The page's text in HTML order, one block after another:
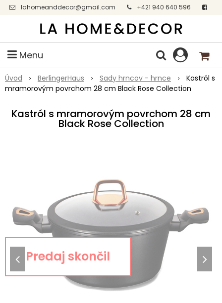
lahomeanddecor@gmail.com
+421 940 640 596
Facebook
Menu
Úvod BerlingerHaus Sady hrncov - hrnce
Kastról s
mramorovým povrchom 28 cm Black Rose Collection
Kastról s mramorovým povrchom 28 cm
Black Rose Collection